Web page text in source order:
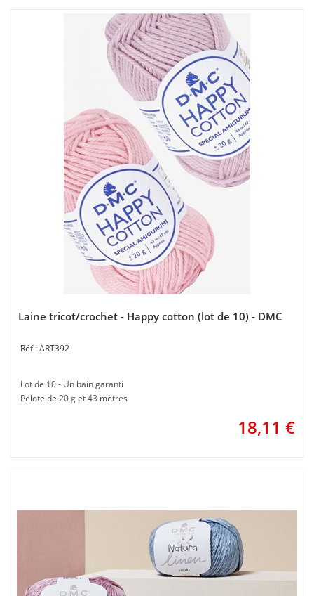
Laine tricot/crochet - Happy cotton (lot de 10) - DMC
ART392
Lot de 10 - Un bain garanti
Pelote de 20 g et 43 mètres
18,11 €